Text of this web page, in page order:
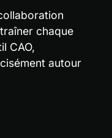
chaque
CAO,
autour